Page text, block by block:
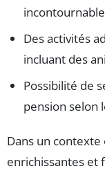
Des activités
incluant des
Possibilité de
pension selon
Dans un contexte
enrichissantes et